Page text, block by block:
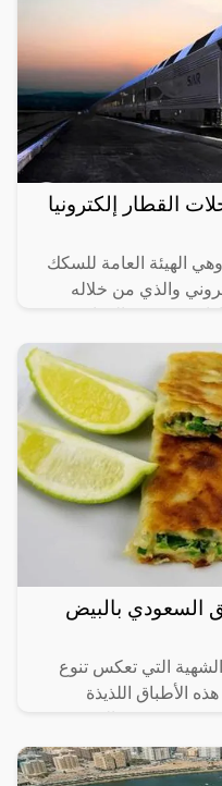
القطار إلكترونيا
الهيئة العامة للسكك
والذي من خلاله
السعودي بالبيض
التي تعكس تنوع
الأطباق اللذيذة